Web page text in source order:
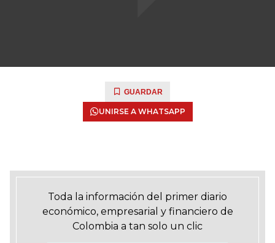
GUARDAR
UNIRSE A WHATSAPP
Toda la información del primer diario
económico, empresarial y financiero de
Colombia a tan solo un clic